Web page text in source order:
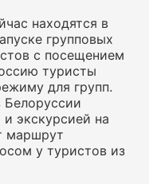
находятся в
групповых
с посещением
туристы
для групп.
Белоруссии
экскурсией на
маршрут
у туристов из